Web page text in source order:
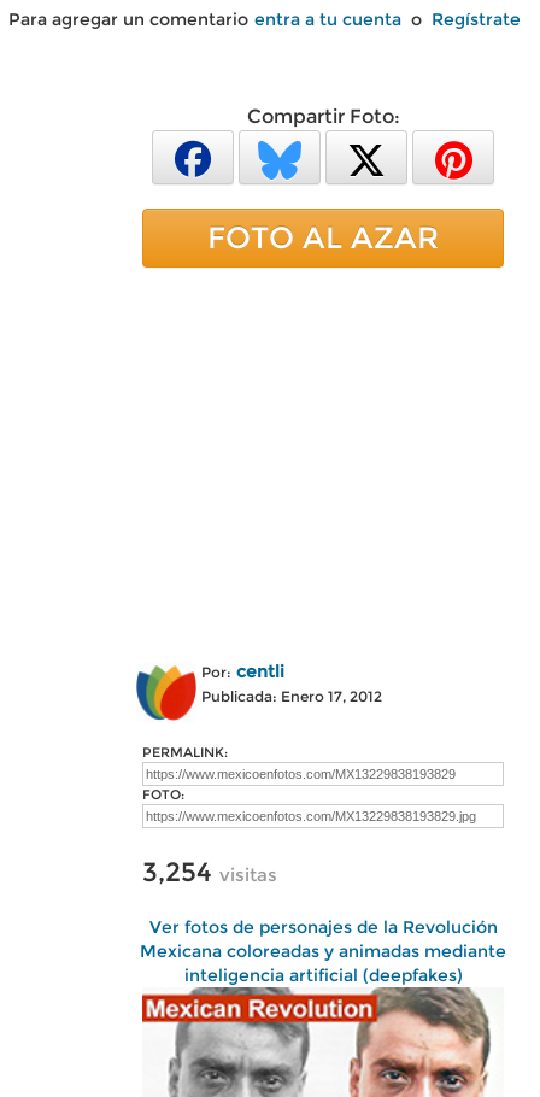
Para agregar un comentario entra a tu cuenta o Regístrate
Compartir Foto:
FOTO AL AZAR
Por: centli
Publicada: Enero 17, 2012
PERMALINK:
FOTO:
3,254 visitas
Ver fotos de personajes de la Revolución
Mexicana coloreadas y animadas mediante
inteligencia artificial (deepfakes)